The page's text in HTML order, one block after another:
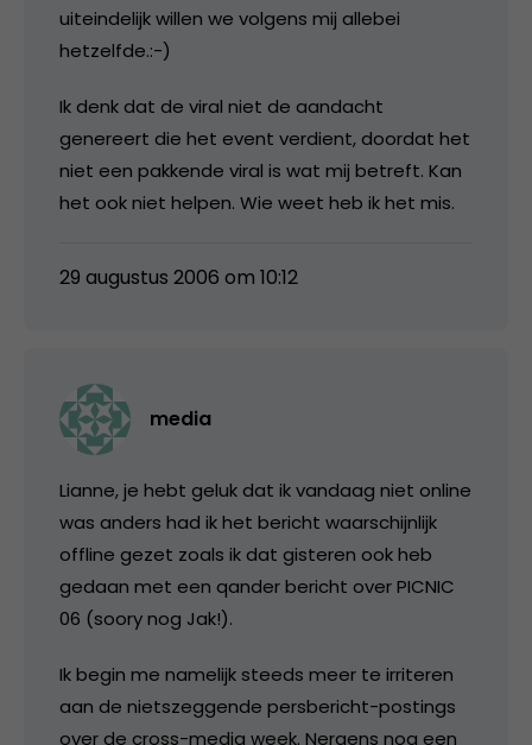
uiteindelijk willen we volgens mij allebei
hetzelfde.:-)
Ik denk dat de viral niet de aandacht
genereert die het event verdient, doordat het
niet een pakkende viral is wat mij betreft. Kan
het ook niet helpen. Wie weet heb ik het mis.
29 augustus 2006 om 10:12
media
Lianne, je hebt geluk dat ik vandaag niet online
was anders had ik het bericht waarschijnlijk
offline gezet zoals ik dat gisteren ook heb
gedaan met een qander bericht over PICNIC
06 (soory nog Jak!).
Ik begin me namelijk steeds meer te irriteren
aan de nietszeggende persbericht-postings
over de cross-media week. Nergens nog een